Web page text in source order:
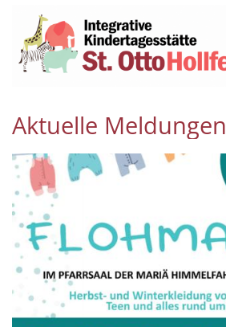
Zum Inhalt springen
Aktuelle Meldungen